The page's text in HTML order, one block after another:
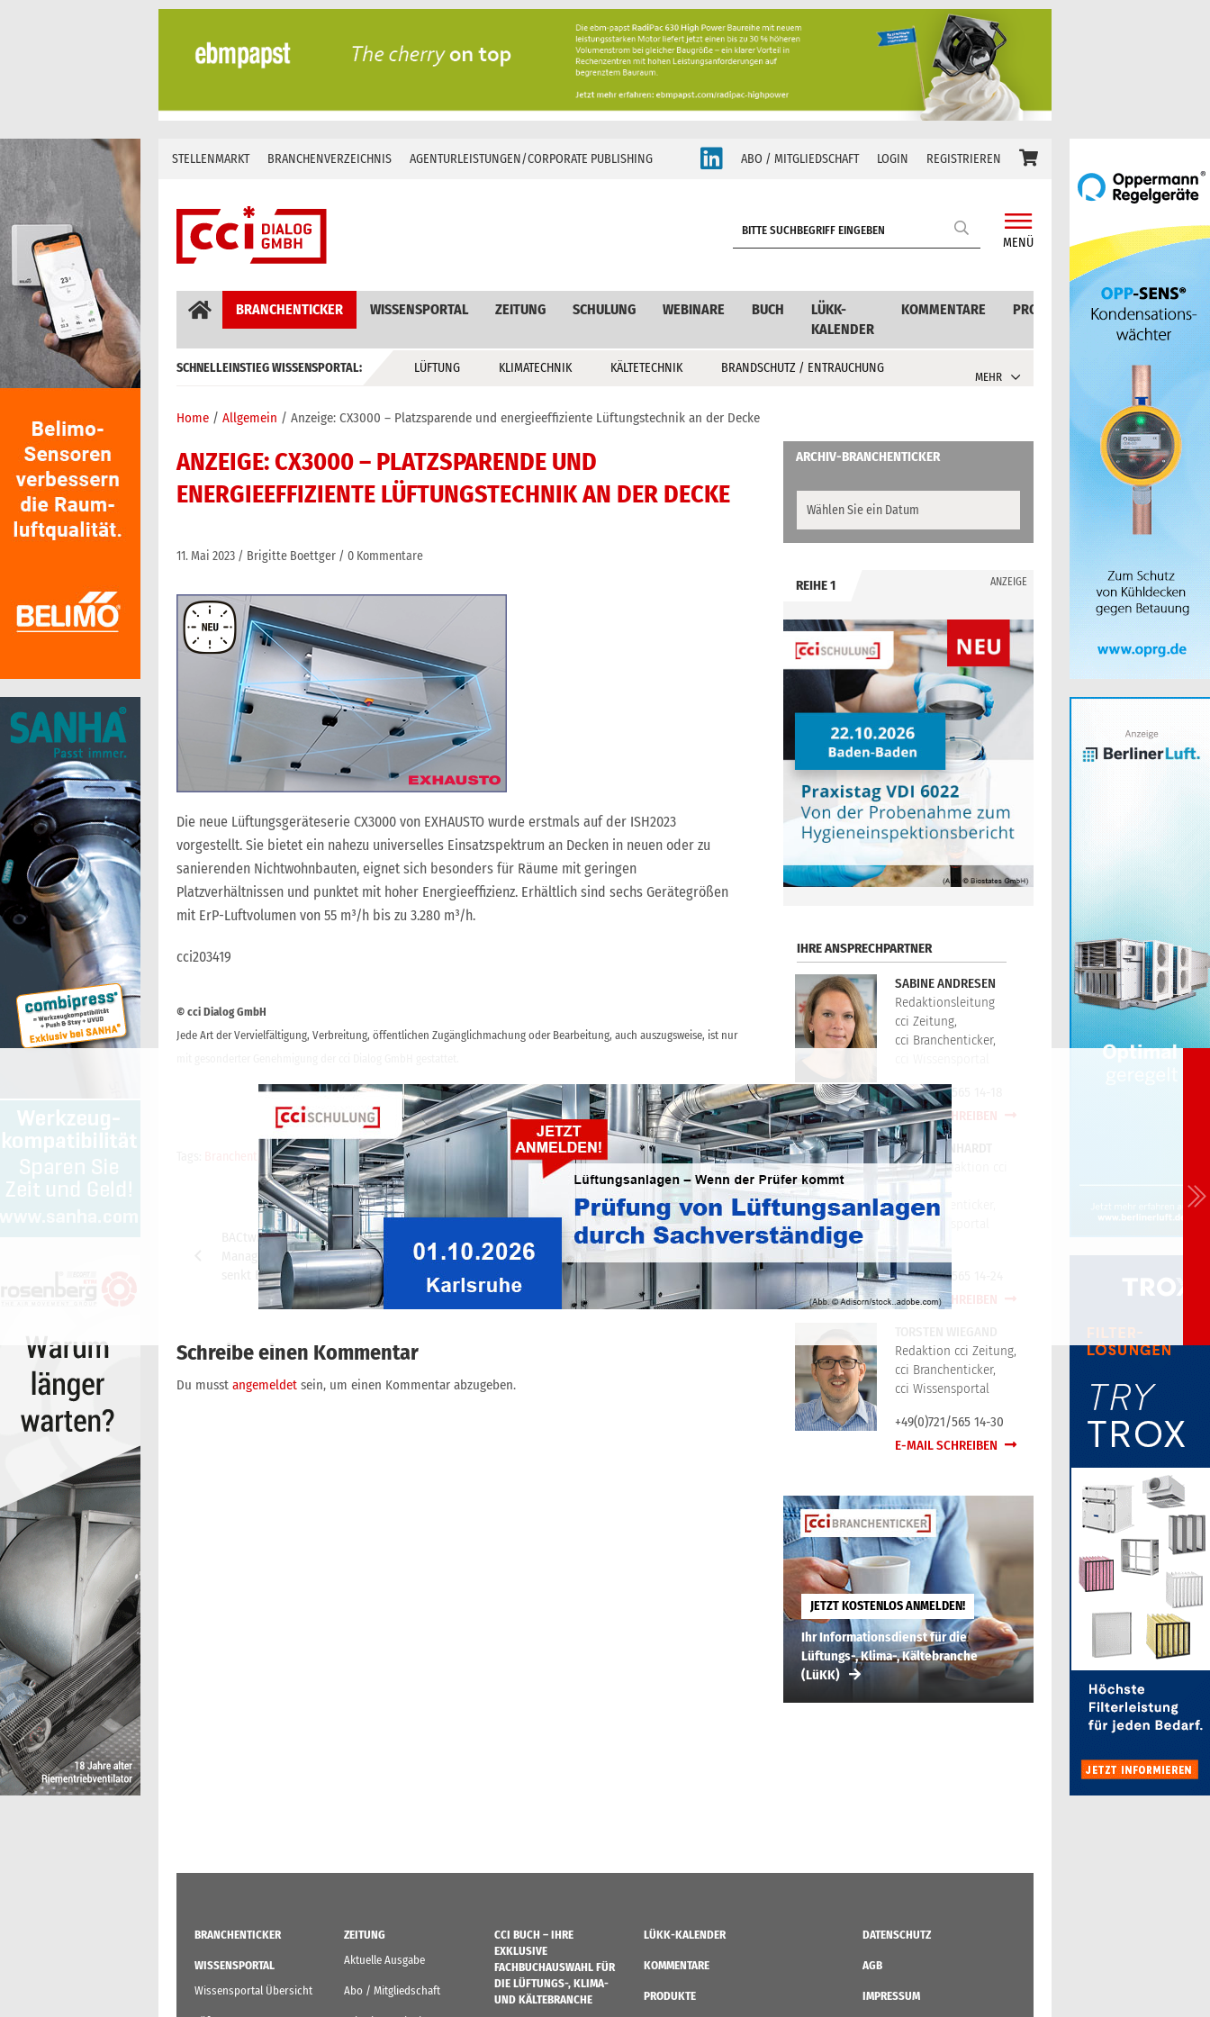
Skip
content
STELLENMARKT BRANCHENVERZEICHNIS AGENTURLEISTUNGEN/CORPORATE PUBLISHING ABO / MITGLIEDSCHAFT LOGIN REGISTRIEREN
MENÜ
BRANCHENTICKER WISSENSPORTAL ZEITUNG SCHULUNG WEBINARE BUCH
LÜKK-
KALENDER
KOMMENTARE PRODUKTE
SCHNELLEINSTIEG WISSENSPORTAL: LÜFTUNG KLIMATECHNIK KÄLTETECHNIK BRANDSCHUTZ / ENTRAUCHUNG
MEHR
Home Allgemein Anzeige: CX3000 – Platzsparende und energieeffiziente Lüftungstechnik an der Decke
ANZEIGE: CX3000 – PLATZSPARENDE UND
ENERGIEEFFIZIENTE LÜFTUNGSTECHNIK AN DER DECKE
11. Mai 2023 Brigitte Boettger 0 Kommentare
Die neue Lüftungsgeräteserie CX3000 von EXHAUSTO wurde erstmals auf der ISH2023
vorgestellt. Sie bietet ein nahezu universelles Einsatzspektrum an Decken in neuen oder zu
sanierenden Nichtwohnbauten, eignet sich besonders für Räume mit geringen
Platzverhältnissen und punktet mit hoher Energieeffizienz. Erhältlich sind sechs Gerätegrößen
mit ErP-Luftvolumen von 55 m³/h bis zu 3.280 m³/h.
cci203419
© cci Dialog GmbH
Jede Art der Vervielfältigung, Verbreitung, öffentlichen Zugänglichmachung oder Bearbeitung, auch auszugsweise, ist nur
Branchenticker-Anzeige, cci Branchenticker
Beitragsnavigation
BACtwin: Selbstkonfigurierende
Management- und Bedieneinrichtung
senkt Engineeringkosten
Belimo: Energieverteiler fürs Heizen
Schreibe einen Kommentar
Du musst angemeldet sein, um einen Kommentar abzugeben.
ARCHIV-BRANCHENTICKER
REIHE 1 ANZEIGE
IHRE ANSPRECHPARTNER
SABINE ANDRESEN
Redaktionsleitung
cci Zeitung,
cci Branchenticker,
+49(0)721/565 14-18
E-MAIL SCHREIBEN
PETER REINHARDT
Technikredaktion cci
Zeitung,
cci Branchenticker,
cci Wissensportal
+49(0)721/565 14-24
E-MAIL SCHREIBEN
Redaktion cci Zeitung,
cci Branchenticker,
cci Wissensportal
+49(0)721/565 14-30
E-MAIL SCHREIBEN
JETZT KOSTENLOS ANMELDEN!
Ihr Informationsdienst für die
Lüftungs-, Klima-, Kältebranche
(LüKK)
BRANCHENTICKER
WISSENSPORTAL
Wissensportal Übersicht
ZEITUNG
Aktuelle Ausgabe
Abo / Mitgliedschaft
CCI BUCH – IHRE
EXKLUSIVE
FACHBUCHAUSWAHL FÜR
DIE LÜFTUNGS-, KLIMA-
UND KÄLTEBRANCHE
LÜKK-KALENDER
KOMMENTARE
PRODUKTE
DATENSCHUTZ
AGB
IMPRESSUM